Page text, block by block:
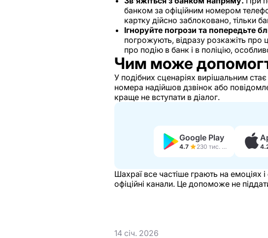
банком за офіційним номером
картку дійсно заблоковано, тільки
Ігноруйте погрози та попередьте
погрожують, відразу розкажіть
про подію в банк і в поліцію,
Чим може
У подібних сценаріях вирішальним
номера надійшов дзвінок або
краще не вступати в діалог.
Google Play
4.7 230 тис. відгуків
Шахраї все частіше грають на емоціях
офіційні канали. Це допоможе не
14 січ. 2026